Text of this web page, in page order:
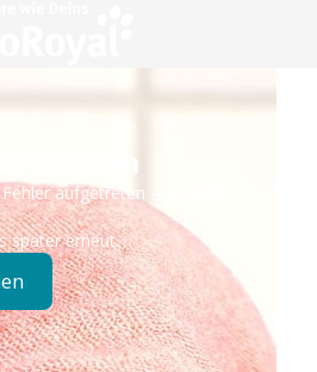
Problem
aufgetreten – wir sind
später erneut.